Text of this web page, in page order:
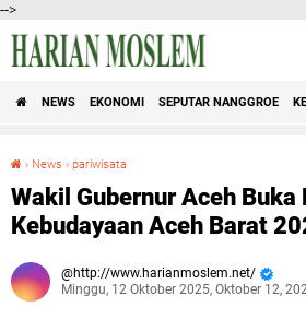
-->
NEWS EKONOMI SEPUTAR NANGGROE
› News › pariwisata
Wakil Gubernur Aceh Buka
Kebudayaan Aceh Barat
http://www.harianmoslem.net/
Minggu, 12 Oktober 2025, Oktober 12,